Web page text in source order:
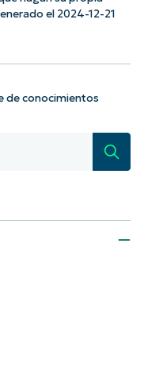
el 2024-12-21
de conocimientos